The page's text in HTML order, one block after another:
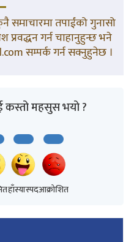
समाचारमा तपाईंको गुनासो
गर्न चाहानुहुन्छ भने
सम्पर्क गर्न सक्नुहुनेछ ।
कस्तो महसुस भयो ?
हाँस्यास्पदआक्रोशित